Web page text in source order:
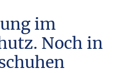
im
Noch in